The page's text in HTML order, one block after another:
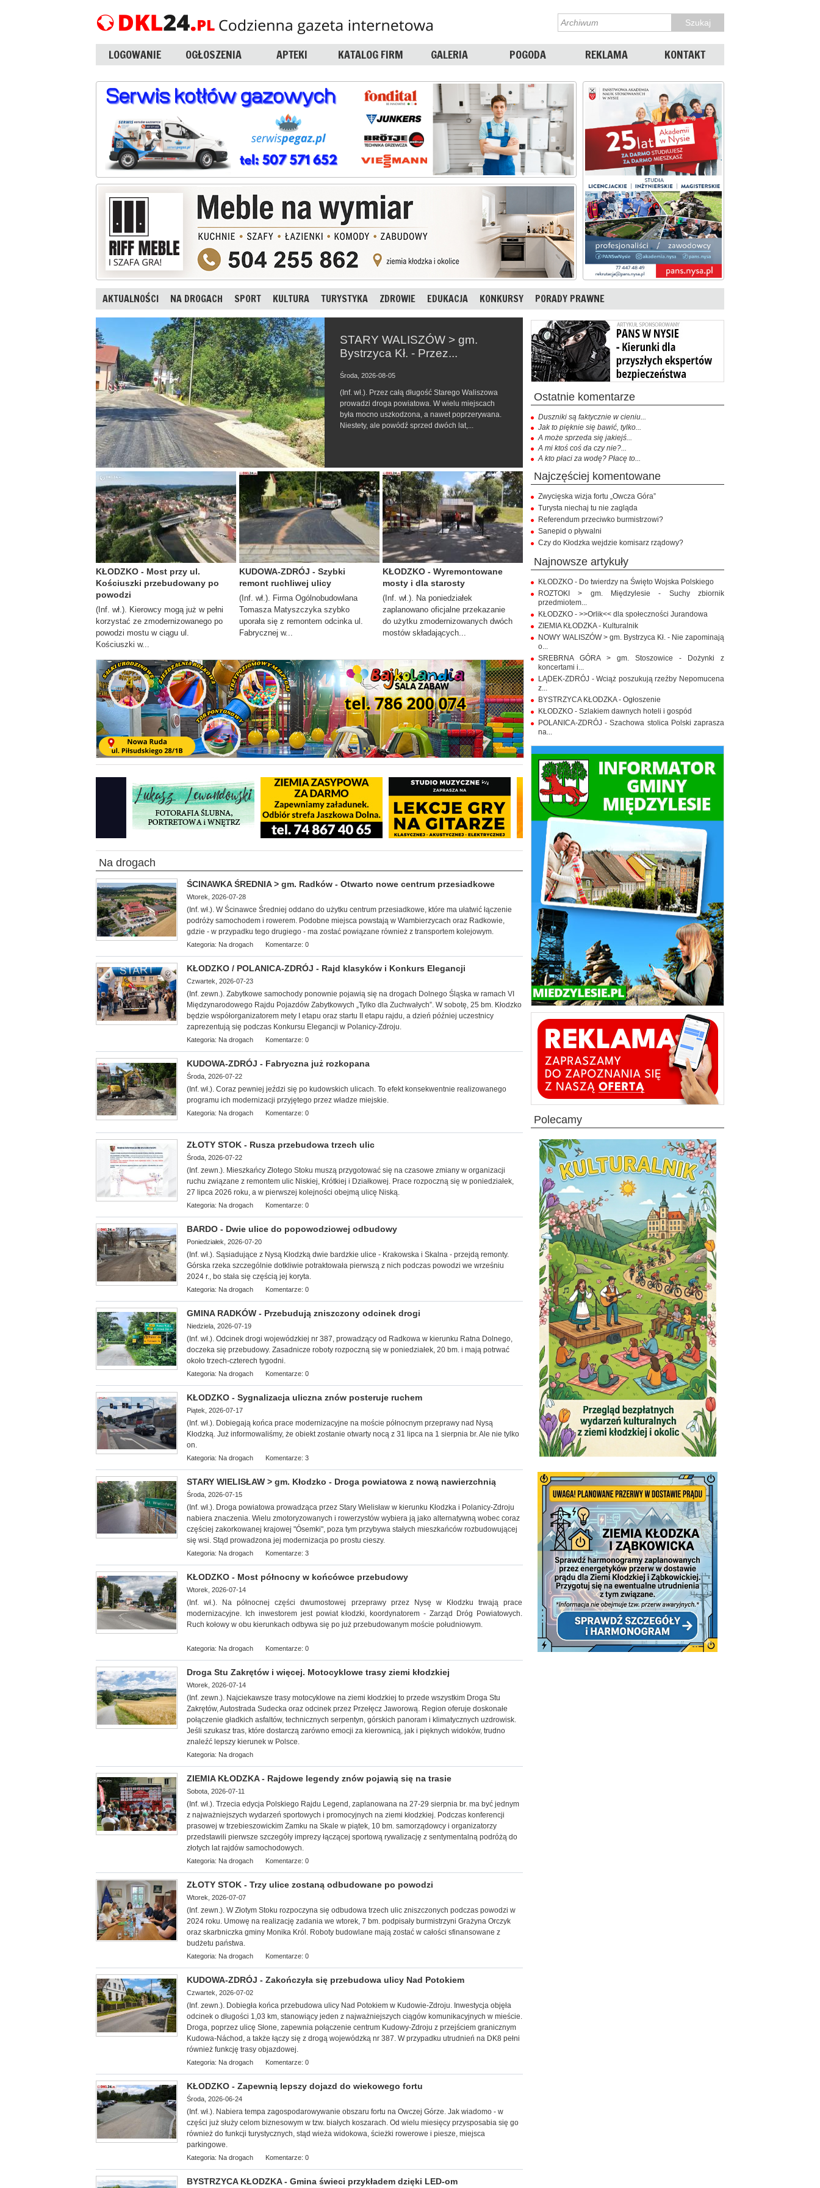
LOGOWANIE OGŁOSZENIA APTEKI KATALOG FIRM GALERIA POGODA REKLAMA KONTAKT
AKTUALNOŚCI NA DROGACH SPORT KULTURA TURYSTYKA ZDROWIE EDUKACJA KONKURSY PORADY PRAWNE
STARY WALISZÓW > gm.
Bystrzyca Kł. - Przez...
Środa, 2026-08-05
(Inf. wł.). Przez całą długość Starego Waliszowa
prowadzi droga powiatowa. W wielu miejscach
była mocno uszkodzona, a nawet poprzerywana.
Niestety, ale powódź sprzed dwóch lat,...
KŁODZKO - Most przy ul.
Kościuszki przebudowany po
powodzi
(Inf. wł.). Kierowcy mogą już w pełni
korzystać ze zmodernizowanego po
powodzi mostu w ciągu ul.
Kościuszki w...
KUDOWA-ZDRÓJ - Szybki
remont ruchliwej ulicy
(Inf. wł.). Firma Ogólnobudowlana
Tomasza Matyszczyka szybko
uporała się z remontem odcinka ul.
Fabrycznej w...
KŁODZKO - Wyremontowane
mosty i dla starosty
(Inf. wł.). Na poniedziałek
zaplanowano oficjalne przekazanie
do użytku zmodernizowanych dwóch
mostów składających...
Na drogach
ŚCINAWKA ŚREDNIA > gm. Radków - Otwarto nowe centrum przesiadkowe
Wtorek, 2026-07-28
(Inf. wł.). W Ścinawce Średniej oddano do użytku centrum przesiadkowe, które ma ułatwić łączenie
podróży samochodem i rowerem. Podobne miejsca powstają w Wambierzycach oraz Radkowie,
gdzie - w przypadku tego drugiego - ma zostać powiązane również z transportem kolejowym.
Kategoria: Na drogach Komentarze: 0
KŁODZKO / POLANICA-ZDRÓJ - Rajd klasyków i Konkurs Elegancji
Czwartek, 2026-07-23
(Inf. zewn.). Zabytkowe samochody ponownie pojawią się na drogach Dolnego Śląska w ramach VI
Międzynarodowego Rajdu Pojazdów Zabytkowych „Tylko dla Zuchwałych”. W sobotę, 25 bm. Kłodzko
będzie współorganizatorem mety I etapu oraz startu II etapu rajdu, a dzień później uczestnicy
zaprezentują się podczas Konkursu Elegancji w Polanicy-Zdroju.
Kategoria: Na drogach Komentarze: 0
KUDOWA-ZDRÓJ - Fabryczna już rozkopana
Środa, 2026-07-22
(Inf. wł.). Coraz pewniej jeździ się po kudowskich ulicach. To efekt konsekwentnie realizowanego
programu ich modernizacji przyjętego przez władze miejskie.
Kategoria: Na drogach Komentarze: 0
ZŁOTY STOK - Rusza przebudowa trzech ulic
Środa, 2026-07-22
(Inf. zewn.). Mieszkańcy Złotego Stoku muszą przygotować się na czasowe zmiany w organizacji
ruchu związane z remontem ulic Niskiej, Krótkiej i Działkowej. Prace rozpoczną się w poniedziałek,
27 lipca 2026 roku, a w pierwszej kolejności obejmą ulicę Niską.
Kategoria: Na drogach Komentarze: 0
BARDO - Dwie ulice do popowodziowej odbudowy
Poniedziałek, 2026-07-20
(Inf. wł.). Sąsiadujące z Nysą Kłodzką dwie bardzkie ulice - Krakowska i Skalna - przejdą remonty.
Górska rzeka szczególnie dotkliwie potraktowała pierwszą z nich podczas powodzi we wrześniu
2024 r., bo stała się częścią jej koryta.
Kategoria: Na drogach Komentarze: 0
GMINA RADKÓW - Przebudują zniszczony odcinek drogi
Niedziela, 2026-07-19
(Inf. wł.). Odcinek drogi wojewódzkiej nr 387, prowadzący od Radkowa w kierunku Ratna Dolnego,
doczeka się przebudowy. Zasadnicze roboty rozpoczną się w poniedziałek, 20 bm. i mają potrwać
około trzech-czterech tygodni.
Kategoria: Na drogach Komentarze: 0
KŁODZKO - Sygnalizacja uliczna znów posteruje ruchem
Piątek, 2026-07-17
(Inf. wł.). Dobiegają końca prace modernizacyjne na moście północnym przeprawy nad Nysą
Kłodzką. Już informowaliśmy, że obiekt zostanie otwarty nocą z 31 lipca na 1 sierpnia br. Ale nie tylko
on.
Kategoria: Na drogach Komentarze: 3
STARY WIELISŁAW > gm. Kłodzko - Droga powiatowa z nową nawierzchnią
Środa, 2026-07-15
(Inf. wł.). Droga powiatowa prowadząca przez Stary Wielisław w kierunku Kłodzka i Polanicy-Zdroju
nabiera znaczenia. Wielu zmotoryzowanych i rowerzystów wybiera ją jako alternatywną wobec coraz
częściej zakorkowanej krajowej "Ósemki", poza tym przybywa stałych mieszkańców rozbudowującej
się wsi. Stąd prowadzona jej modernizacja po prostu cieszy.
Kategoria: Na drogach Komentarze: 3
KŁODZKO - Most północny w końcówce przebudowy
Wtorek, 2026-07-14
(Inf. wł.). Na północnej części dwumostowej przeprawy przez Nysę w Kłodzku trwają prace
modernizacyjne. Ich inwestorem jest powiat kłodzki, koordynatorem - Zarząd Dróg Powiatowych.
Ruch kołowy w obu kierunkach odbywa się po już przebudowanym moście południowym.
Kategoria: Na drogach Komentarze: 0
Droga Stu Zakrętów i więcej. Motocyklowe trasy ziemi kłodzkiej
Wtorek, 2026-07-14
(Inf. zewn.). Najciekawsze trasy motocyklowe na ziemi kłodzkiej to przede wszystkim Droga Stu
Zakrętów, Autostrada Sudecka oraz odcinek przez Przełęcz Jaworową. Region oferuje doskonałe
połączenie gładkich asfaltów, technicznych serpentyn, górskich panoram i klimatycznych uzdrowisk.
Jeśli szukasz tras, które dostarczą zarówno emocji za kierownicą, jak i pięknych widoków, trudno
znaleźć lepszy kierunek w Polsce.
Kategoria: Na drogach
ZIEMIA KŁODZKA - Rajdowe legendy znów pojawią się na trasie
Sobota, 2026-07-11
(Inf. wł.). Trzecia edycja Polskiego Rajdu Legend, zaplanowana na 27-29 sierpnia br. ma być jednym
z najważniejszych wydarzeń sportowych i promocyjnych na ziemi kłodzkiej. Podczas konferencji
prasowej w trzebieszowickim Zamku na Skale w piątek, 10 bm. samorządowcy i organizatorzy
przedstawili pierwsze szczegóły imprezy łączącej sportową rywalizację z sentymentalną podróżą do
złotych lat rajdów samochodowych.
Kategoria: Na drogach Komentarze: 0
ZŁOTY STOK - Trzy ulice zostaną odbudowane po powodzi
Wtorek, 2026-07-07
(Inf. zewn.). W Złotym Stoku rozpoczyna się odbudowa trzech ulic zniszczonych podczas powodzi w
2024 roku. Umowę na realizację zadania we wtorek, 7 bm. podpisały burmistrzyni Grażyna Orczyk
oraz skarbniczka gminy Monika Król. Roboty budowlane mają zostać w całości sfinansowane z
budżetu państwa.
Kategoria: Na drogach Komentarze: 0
KUDOWA-ZDRÓJ - Zakończyła się przebudowa ulicy Nad Potokiem
Czwartek, 2026-07-02
(Inf. zewn.). Dobiegła końca przebudowa ulicy Nad Potokiem w Kudowie-Zdroju. Inwestycja objęła
odcinek o długości 1,03 km, stanowiący jeden z najważniejszych ciągów komunikacyjnych w mieście.
Droga, poprzez ulicę Słone, zapewnia połączenie centrum Kudowy-Zdroju z przejściem granicznym
Kudowa-Náchod, a także łączy się z drogą wojewódzką nr 387. W przypadku utrudnień na DK8 pełni
również funkcję trasy objazdowej.
Kategoria: Na drogach Komentarze: 0
KŁODZKO - Zapewnią lepszy dojazd do wiekowego fortu
Środa, 2026-06-24
(Inf. wł.). Nabiera tempa zagospodarowywanie obszaru fortu na Owczej Górze. Jak wiadomo - w
części już służy celom biznesowym w tzw. białych koszarach. Od wielu miesięcy przysposabia się go
również do funkcji turystycznych, stąd wieża widokowa, ścieżki rowerowe i piesze, miejsca
parkingowe.
Kategoria: Na drogach Komentarze: 0
BYSTRZYCA KŁODZKA - Gmina świeci przykładem dzięki LED-om
ostatnie komentarze
Duszniki są faktycznie w cieniu...
Jak to pięknie się bawić, tylko...
A może sprzeda się jakiejś...
A mi ktoś coś da czy nie?...
A kto płaci za wodę? Płacę to...
najczęściej komentowane
Zwycięska wizja fortu „Owcza Góra”
Turysta niechaj tu nie zagląda
Referendum przeciwko burmistrzowi?
Sanepid o pływalni
Czy do Kłodzka wejdzie komisarz rządowy?
najnowsze artykuły
KŁODZKO - Do twierdzy na Święto Wojska Polskiego
ROZTOKI > gm. Międzylesie - Suchy zbiornik
przedmiotem...
KŁODZKO - >>Orlik<< dla społeczności Jurandowa
ZIEMIA KŁODZKA - Kulturalnik
NOWY WALISZÓW > gm. Bystrzyca Kł. - Nie zapominają
o...
SREBRNA GÓRA > gm. Stoszowice - Dożynki z
koncertami i...
LĄDEK-ZDRÓJ - Wciąż poszukują rzeźby Nepomucena
z...
BYSTRZYCA KŁODZKA - Ogłoszenie
KŁODZKO - Szlakiem dawnych hoteli i gospód
POLANICA-ZDRÓJ - Szachowa stolica Polski zaprasza
na...
polecamy